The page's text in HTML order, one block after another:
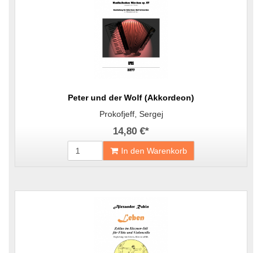
Peter und der Wolf (Akkordeon)
Prokofjeff, Sergej
14,80 €*
In den Warenkorb